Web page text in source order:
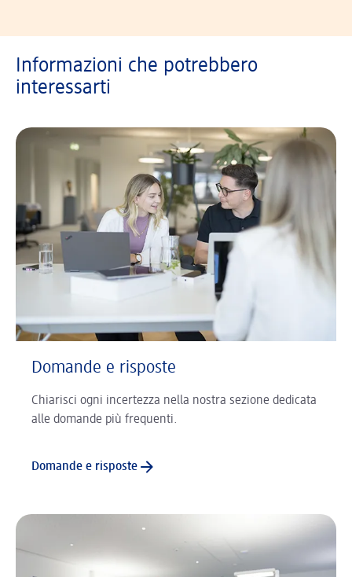
Informazioni che potrebbero
interessarti
Domande e risposte
Chiarisci ogni incertezza nella nostra sezione dedicata
alle domande più frequenti.
Domande e risposte